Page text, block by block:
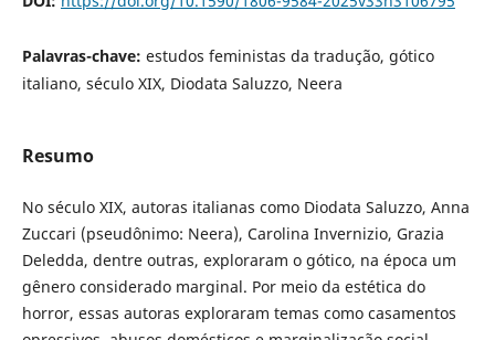
Palavras-chave: estudos feministas da tradução, gótico
italiano, século XIX, Diodata Saluzzo, Neera
Resumo
No século XIX, autoras italianas como Diodata Saluzzo, Anna
Zuccari (pseudônimo: Neera), Carolina Invernizio, Grazia
Deledda, dentre outras, exploraram o gótico, na época um
gênero considerado marginal. Por meio da estética do
horror, essas autoras exploraram temas como casamentos